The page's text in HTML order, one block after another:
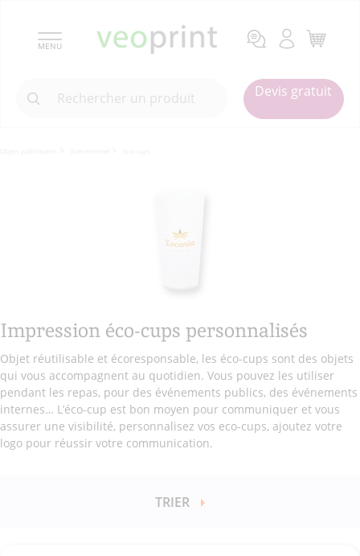
MENU
Devis gratuit
Impression éco-cups personnalisés
Objet réutilisable et écoresponsable, les éco-cups sont des objets
qui vous accompagnent au quotidien. Vous pouvez les utiliser
pendant les repas, pour des événements publics, des événements
internes… L’éco-cup est bon moyen pour communiquer et vous
assurer une visibilité, personnalisez vos eco-cups, ajoutez votre
logo pour réussir votre communication.
TRIER